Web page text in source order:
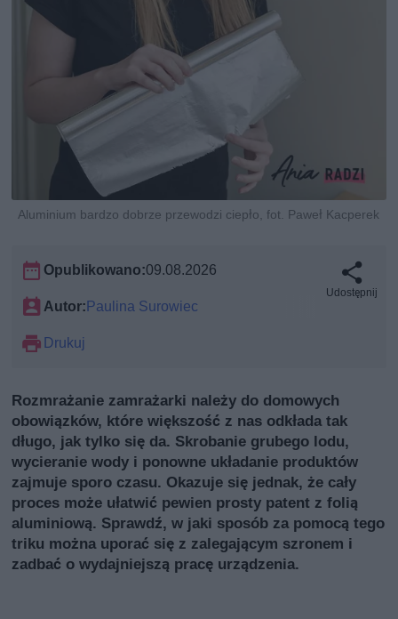
Aluminium bardzo dobrze przewodzi ciepło, fot. Paweł Kacperek
Opublikowano:09.08.2026
Autor: Paulina Surowiec
Drukuj
Udostępnij
Rozmrażanie zamrażarki należy do domowych
obowiązków, które większość z nas odkłada tak
długo, jak tylko się da. Skrobanie grubego lodu,
wycieranie wody i ponowne układanie produktów
zajmuje sporo czasu. Okazuje się jednak, że cały
proces może ułatwić pewien prosty patent z folią
aluminiową. Sprawdź, w jaki sposób za pomocą tego
triku można uporać się z zalegającym szronem i
zadbać o wydajniejszą pracę urządzenia.